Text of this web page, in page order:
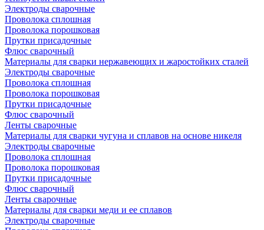
Электроды сварочные
Проволока сплошная
Проволока порошковая
Прутки присадочные
Флюс сварочный
Материалы для сварки нержавеющих и жаростойких сталей
Электроды сварочные
Проволока сплошная
Проволока порошковая
Прутки присадочные
Флюс сварочный
Ленты сварочные
Материалы для сварки чугуна и сплавов на основе никеля
Электроды сварочные
Проволока сплошная
Проволока порошковая
Прутки присадочные
Флюс сварочный
Ленты сварочные
Материалы для сварки меди и ее сплавов
Электроды сварочные